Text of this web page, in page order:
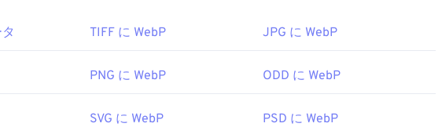
像ビューアを使用することもできます。RAWファイルは通常、後処理（編
またはmacOSでRAWファイルを開くには、上記のオプションを使用してく
ず動作します。WebPファイルは
Microsoft Paintでも自動的に開きま
ューアとしては、 Pixelmator があります。また、
を開くためのプラグインを必ずインストールしてください。
TIFF に WebP JPG に WebP
PNG に WebP ODD に WebP
SVG に WebP PSD に WebP